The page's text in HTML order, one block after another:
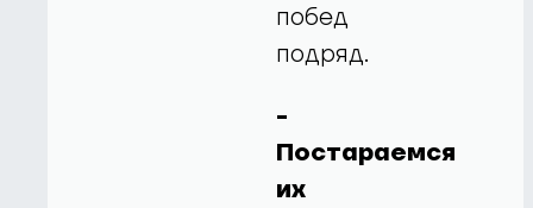
побед
подряд.
-
Постараемся
их